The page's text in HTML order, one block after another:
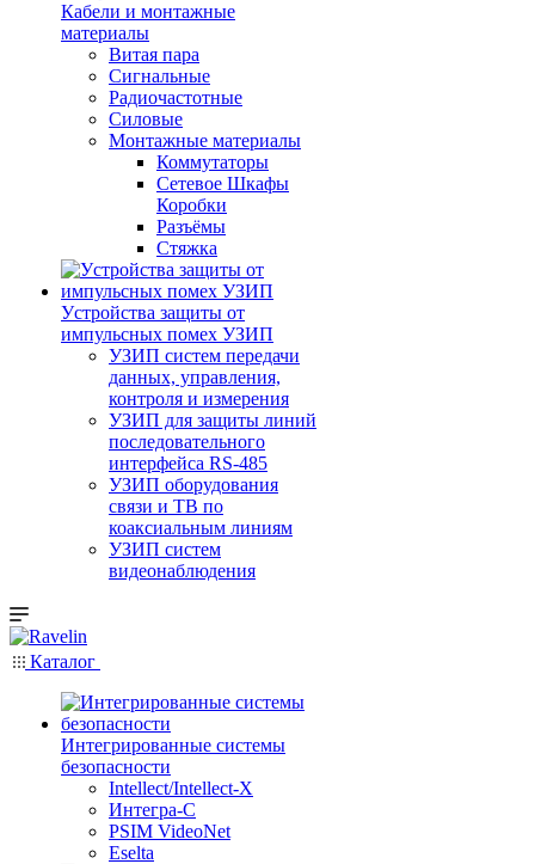
Кабели и монтажные
материалы
Витая пара
Сигнальные
Радиочастотные
Силовые
Монтажные материалы
Коммутаторы
Сетевое Шкафы
Коробки
Разъёмы
Стяжка
Уcтройства защиты от
импульсных помех УЗИП
УЗИП систем передачи
данных, управления,
контроля и измерения
УЗИП для защиты линий
последовательного
интерфейса RS-485
УЗИП оборудования
связи и ТВ по
коаксиальным линиям
УЗИП систем
видеонаблюдения
Каталог
Интегрированные системы
безопасности
Intellect/Intellect-X
Интегра-С
PSIM VideoNet
Eselta